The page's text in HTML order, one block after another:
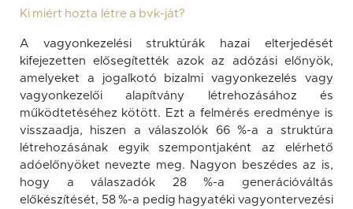
Ki miért hozta létre a bvk-ját?
A vagyonkezelési struktúrák hazai elterjedését
kifejezetten elősegítették azok az adózási előnyök,
amelyeket a jogalkotó bizalmi vagyonkezelés vagy
vagyonkezelői alapítvány létrehozásához és
működtetéséhez kötött. Ezt a felmérés eredménye is
visszaadja, hiszen a válaszolók 66 %-a a struktúra
létrehozásának egyik szempontjaként az elérhető
adóelőnyöket nevezte meg. Nagyon beszédes az is,
hogy a válaszadók 28 %-a generációváltás
előkészítését, 58 %-a pedig hagyatéki vagyontervezési